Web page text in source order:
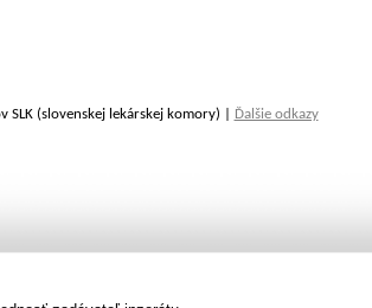
SLK (slovenskej lekárskej komory) | Ďalšie odkazy